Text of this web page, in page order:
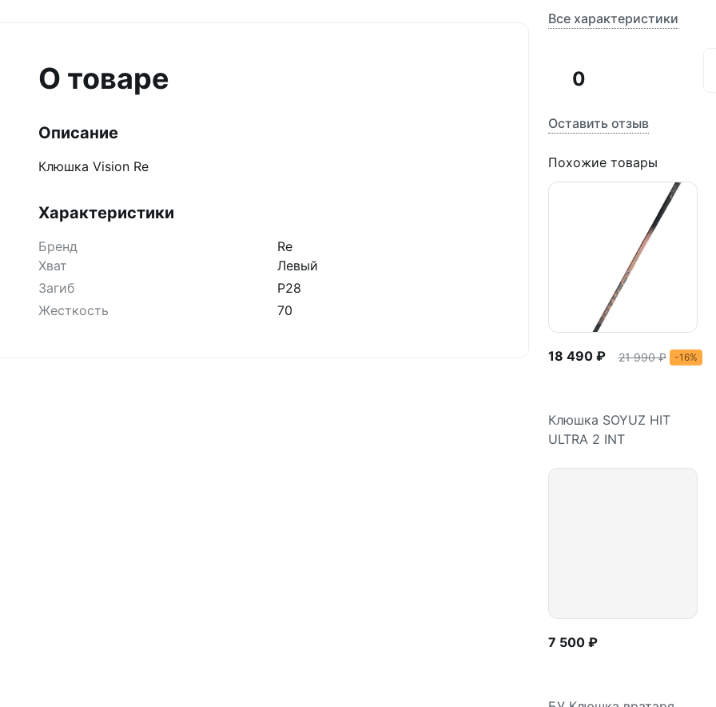
Все характеристики
0
Оставить отзыв
Похожие товары
18 490 ₽ 21 990 ₽ -16%
Клюшка SOYUZ HIT
ULTRA 2 INT
7 500 ₽
О товаре
Описание
Клюшка Vision Re
Характеристики
Бренд
Re
Хват
Левый
Загиб
P28
Жесткость
70